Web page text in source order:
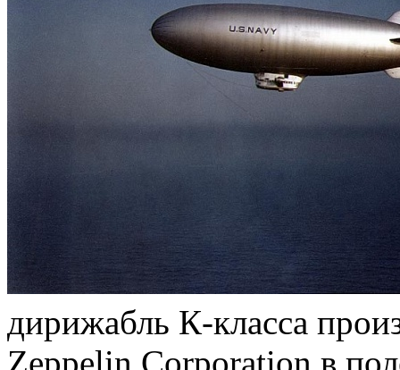
дирижабль К-класса